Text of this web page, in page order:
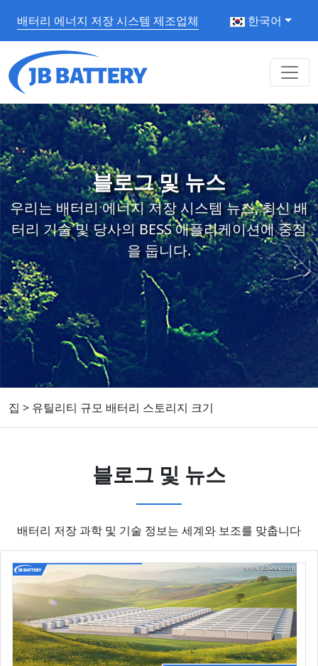
배터리 에너지 저장 시스템 제조업체 한국어
블로그 및 뉴스
우리는 배터리 에너지 저장 시스템 뉴스, 최신 배
터리 기술 및 당사의 BESS 애플리케이션에 중점
을 둡니다.
집 > 유틸리티 규모 배터리 스토리지 크기
블로그 및 뉴스
배터리 저장 과학 및 기술 정보는 세계와 보조를 맞춥니다